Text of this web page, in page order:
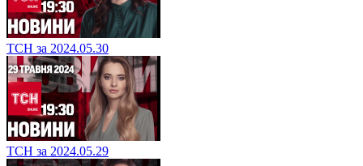
ТСН за 2024.05.30
ТСН за 2024.05.29